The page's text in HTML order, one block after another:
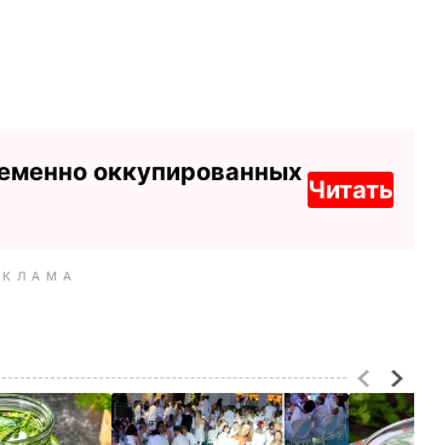
оккупированных
Читать